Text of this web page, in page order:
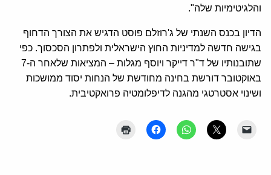
והלגיטימיות שלה".
הדיון בכנס השנתי של ג'רוזלם פוסט הדגיש את הצורך הדחוף
בגישה חדשה למדיניות החוץ הישראלית ולפתרון הסכסוך. כפי
שתובנותיו של ד"ר דייקר ויוסף מגלות – המציאות שלאחר ה-7
באוקטובר דורשת בחינה מחודשת של הנחות יסוד ממושכות
ושינוי אסטרטגי מהגנה לדיפלומטיה פרואקטיבית.